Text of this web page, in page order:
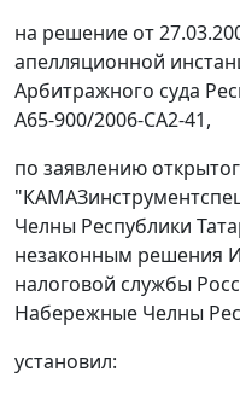
на решение от
апелляционной
Арбитражного суда
А65-900/2006-СА2-41,
по заявлению
Челны Республики
незаконным решения
налоговой службы
Набережные Челны
установил: